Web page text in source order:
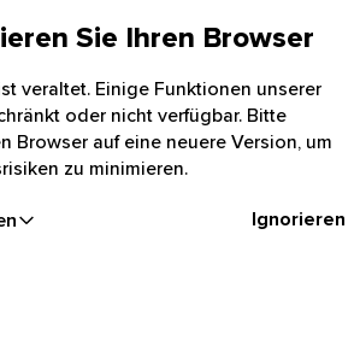
Sie Ihren Browser
veraltet. Einige Funktionen unserer
oder nicht verfügbar. Bitte
Browser auf eine neuere Version, um
zu minimieren.
Ignorieren